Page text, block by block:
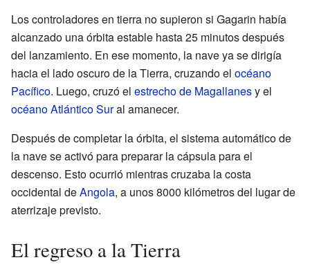
Los controladores en tierra no supieron si Gagarin había
alcanzado una órbita estable hasta 25 minutos después
del lanzamiento. En ese momento, la nave ya se dirigía
hacia el lado oscuro de la Tierra, cruzando el océano
Pacífico. Luego, cruzó el estrecho de Magallanesy el
océano Atlántico Sural amanecer.
Después de completar la órbita, el sistema automático de
la nave se activó para preparar la cápsula para el
descenso. Esto ocurrió mientras cruzaba la costa
occidental deAngola, a unos 8000 kilómetros del lugar de
aterrizaje previsto.
El regreso a la Tierra